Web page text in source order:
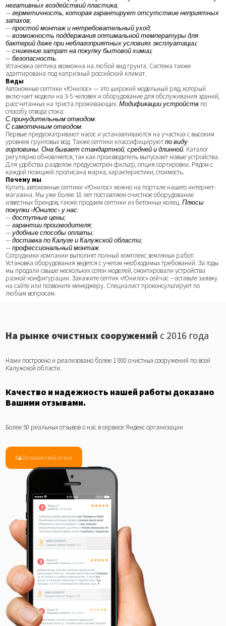
негативных воздействий пластика;
— герметичность, которая гарантирует отсутствие неприятных
запахов;
— простой монтаж и нетребовательный уход;
— возможность поддержания оптимальной температуры для
бактерий даже при неблагоприятных условиях эксплуатации;
— снижение затрат на покупку бытовой химии;
— безопасность.
Установка септика возможна на любой вид грунта. Система также
адаптирована под капризный российский климат.
Виды
Автономные септики «Юнилос» — это широкий модельный ряд, который
включает модели на 3-5 человек и оборудование для обслуживания зданий,
рассчитанных на триста проживающих.Модификации устройств по
способу отвода стока:
С принудительным отводом.
С самотечным отводом.
Первые предусматривают насос и устанавливаются на участках с высоким
уровнем грунтовых вод. Также септики классифицируютпо виду
горловины. Она бывает стандартной, средней и длинной. Каталог
регулярно обновляется, так как производитель выпускает новые устройства.
Для удобства разделом предусмотрен фильтр, опция сортировки. Рядом с
каждой позицией прописана марка, характеристики, стоимость.
Почему мы
Купить автономные септики «Юнилос» можно на портале нашего интернет-
магазина. Мы уже более 10 лет поставляем очистное оборудование
известных брендов, также продаем септики из бетонных колец.Плюсы
покупки «Юнилос» у нас:
— доступные цены;
— гарантии производителя;
— удобные способы оплаты;
— доставка по Калуге и Калужской области;
— профессиональный монтаж.
Сотрудники компании выполнят полный комплекс земляных работ.
Установка оборудования ведется с учетом необходимых требований. За годы
мы продали свыше нескольких сотен моделей, смонтировали устройства
разной конфигурации. Закажите септик «Юнилос» сейчас – оставьте заявку
на сайте или позвоните менеджеру. Специалист проконсультирует по
любым вопросам.
На рынке очистных сооружений с 2016 года
Нами построено и реализовано более 1 000 очистных сооружений по всей
Калужской области.
Качество и надежность нашей работы доказано
Вашими отзывами.
Более 50 реальных отзывов о нас в сервисе Яндекс организации
Оставьте свой отзыв